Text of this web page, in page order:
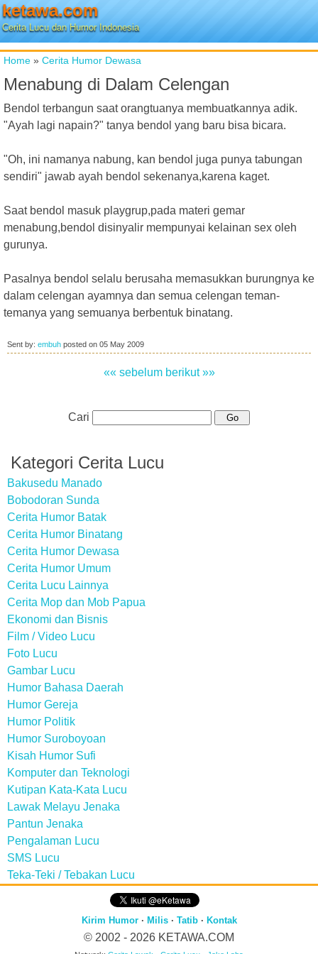
ketawa.com
Cerita Lucu dan Humor Indonesia
Home » Cerita Humor Dewasa
Menabung di Dalam Celengan
Bendol terbangun saat orangtuanya membuatkannya adik.
"Ayah lagi napain?" tanya bendol yang baru bisa bicara.
"Oh, ini namanya nabung, kan bendol juga punya tabungan
sendiri" jawab ayah bendol sekenanya,karena kaget.
Saat bendol masuk playgrup,pada materi gemar
menabung,bendol disinyalir mempunyai kelainan sex oleh
gurunya.
Pasalnya bendol selalu berusaha memasukkan burungnya ke
dalam celengan ayamnya dan semua celengan teman-
temanya yang semuanya berbentuk binatang.
Sent by: embuh posted on 05 May 2009
«« sebelum berikut »»
Cari
Kategori Cerita Lucu
Bakusedu Manado
Bobodoran Sunda
Cerita Humor Batak
Cerita Humor Binatang
Cerita Humor Dewasa
Cerita Humor Umum
Cerita Lucu Lainnya
Cerita Mop dan Mob Papua
Ekonomi dan Bisnis
Film / Video Lucu
Foto Lucu
Gambar Lucu
Humor Bahasa Daerah
Humor Gereja
Humor Politik
Humor Suroboyoan
Kisah Humor Sufi
Komputer dan Teknologi
Kutipan Kata-Kata Lucu
Lawak Melayu Jenaka
Pantun Jenaka
Pengalaman Lucu
SMS Lucu
Teka-Teki / Tebakan Lucu
Kirim Humor· Milis· Tatib· Kontak
© 2002 - 2026 KETAWA.COM